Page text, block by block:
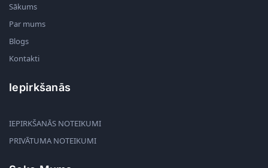
Sākums
Par mums
Blogs
Kontakti
Iepirkšanās
IEPIRKŠANĀS NOTEIKUMI
PRIVĀTUMA NOTEIKUMI